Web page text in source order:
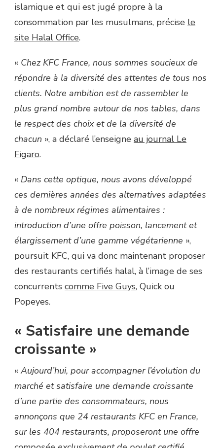
islamique et qui est jugé propre à la
consommation par les musulmans, précise le
site Halal Office.
« Chez KFC France, nous sommes soucieux de
répondre à la diversité des attentes de tous nos
clients. Notre ambition est de rassembler le
plus grand nombre autour de nos tables, dans
le respect des choix et de la diversité de
chacun », a déclaré l’enseigne au journal Le
Figaro.
« Dans cette optique, nous avons développé
ces dernières années des alternatives adaptées
à de nombreux régimes alimentaires :
introduction d’une offre poisson, lancement et
élargissement d’une gamme végétarienne »,
poursuit KFC, qui va donc maintenant proposer
des restaurants certifiés halal, à l’image de ses
concurrents comme Five Guys, Quick ou
Popeyes.
« Satisfaire une demande
croissante »
« Aujourd’hui, pour accompagner l’évolution du
marché et satisfaire une demande croissante
d’une partie des consommateurs, nous
annonçons que 24 restaurants KFC en France,
sur les 404 restaurants, proposeront une offre